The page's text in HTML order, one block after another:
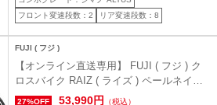
フロント変速段数：2
リア変速段数：8
FUJI ( フジ )
【オンライン直送専用】 FUJI ( フジ ) ク
ロスバイク RAIZ ( ライズ ) ペールネイビ
ー 21 (身長目安180cm前後)
27%OFF 53,990円 （税込）